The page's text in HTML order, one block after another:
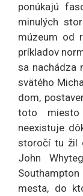
ponúkajú
minulých
múzeum od
príkladov
sa nachádza
svätého
dom,
toto
neexistuje
storočí tu žil
John
mesta, do